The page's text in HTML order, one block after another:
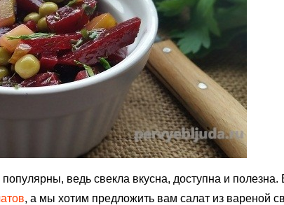
ведь свекла вкусна, доступна и полезна.
, а мы хотим предложить вам салат из вареной